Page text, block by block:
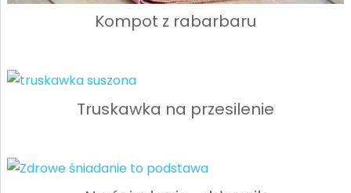
Kompot z rabarbaru
Truskawka na przesilenie